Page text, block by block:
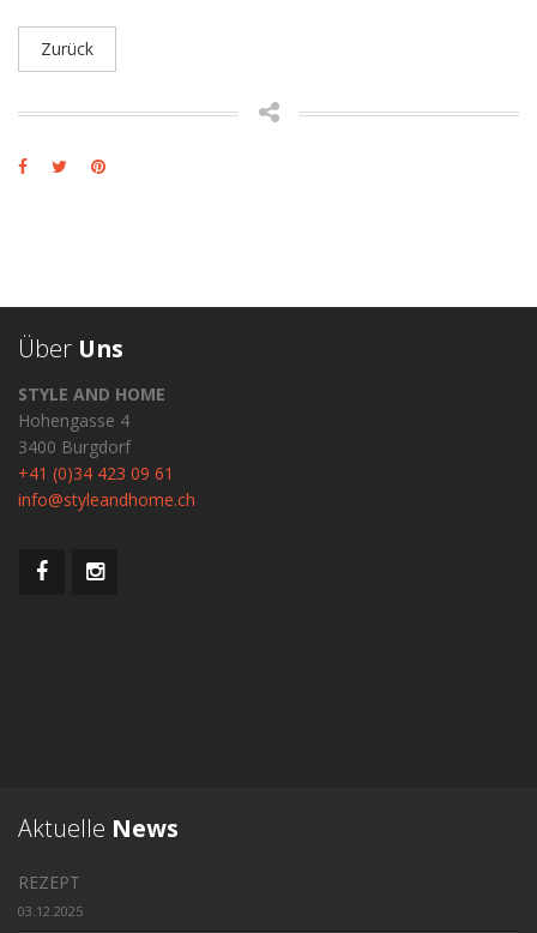
Zurück
Über Uns
STYLE AND HOME
Hohengasse 4
3400 Burgdorf
+41 (0)34 423 09 61
info@styleandhome.ch
Aktuelle News
REZEPT
03.12.2025